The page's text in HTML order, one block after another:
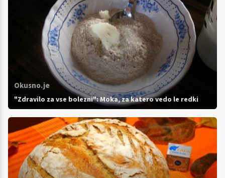
Okusno.je
"Zdravilo za vse bolezni": Moka, za katero vedo le redki